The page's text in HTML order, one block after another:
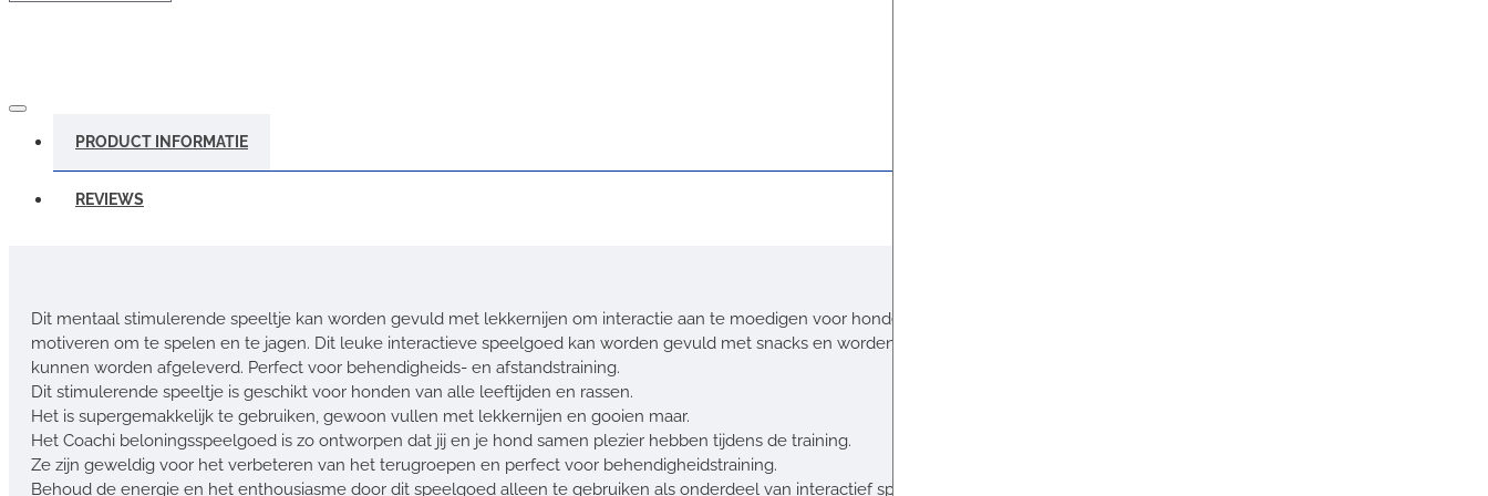
PRODUCT INFORMATIE
REVIEWS
Dit mentaal stimulerende speeltje kan worden gevuld met lekkernijen om interactie aan te moedigen voor honden die minder geinteresseerd zijn in speelgoed, geweldig om honden te
motiveren om te spelen en te jagen. Dit leuke interactieve speelgoed kan worden gevuld met snacks en worden gegooid zonder dat er snoepjes uitvallen, zodat beloningen op afstand
kunnen worden afgeleverd. Perfect voor behendigheids- en afstandstraining.
Dit stimulerende speeltje is geschikt voor honden van alle leeftijden en rassen.
Het is supergemakkelijk te gebruiken, gewoon vullen met lekkernijen en gooien maar.
Het Coachi beloningsspeelgoed is zo ontworpen dat jij en je hond samen plezier hebben tijdens de training.
Ze zijn geweldig voor het verbeteren van het terugroepen en perfect voor behendigheidstraining.
Behoud de energie en het enthousiasme door dit speelgoed alleen te gebruiken als onderdeel van interactief spel.